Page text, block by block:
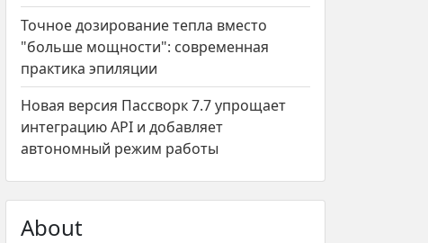
Точное дозирование тепла вместо
"больше мощности": современная
практика эпиляции
Новая версия Пассворк 7.7 упрощает
интеграцию API и добавляет
автономный режим работы
About